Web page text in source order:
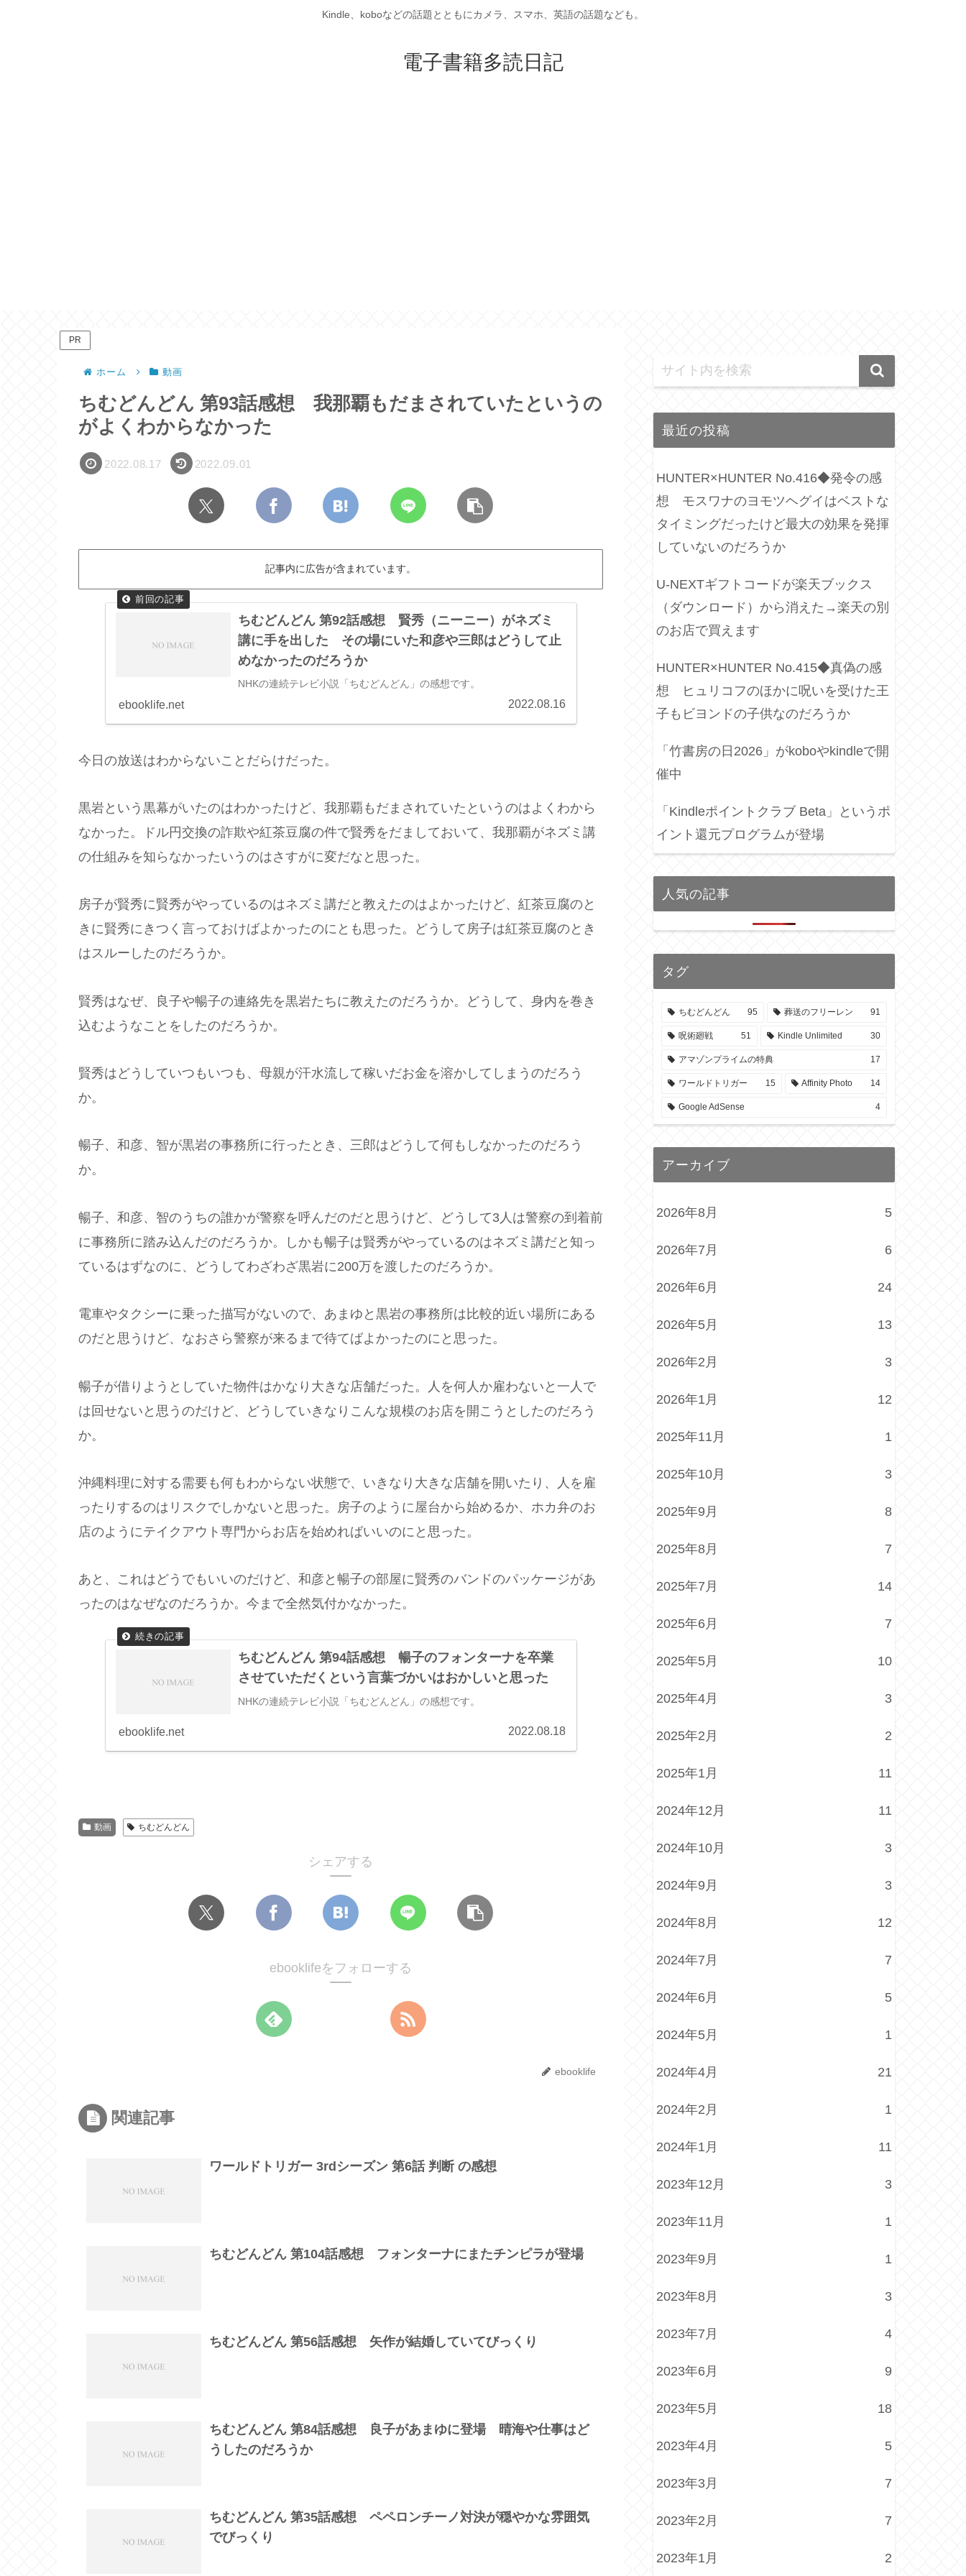
Kindle、koboなどの話題とともにカメラ、スマホ、英語の話題なども。
電子書籍多読日記
PR
ホーム 動画
ちむどんどん 第93話感想 我那覇もだまされていたというの
がよくわからなかった
2022.08.17 2022.09.01
記事内に広告が含まれています。
ちむどんどん 第92話感想 賢秀（ニーニー）がネズミ
講に手を出した その場にいた和彦や三郎はどうして止
めなかったのだろうか
NHKの連続テレビ小説「ちむどんどん」の感想です。
ebooklife.net 2022.08.16
今日の放送はわからないことだらけだった。
黒岩という黒幕がいたのはわかったけど、我那覇もだまされていたというのはよくわから
なかった。ドル円交換の詐欺や紅茶豆腐の件で賢秀をだましておいて、我那覇がネズミ講
の仕組みを知らなかったいうのはさすがに変だなと思った。
房子が賢秀に賢秀がやっているのはネズミ講だと教えたのはよかったけど、紅茶豆腐のと
きに賢秀にきつく言っておけばよかったのにとも思った。どうして房子は紅茶豆腐のとき
はスルーしたのだろうか。
賢秀はなぜ、良子や暢子の連絡先を黒岩たちに教えたのだろうか。どうして、身内を巻き
込むようなことをしたのだろうか。
賢秀はどうしていつもいつも、母親が汗水流して稼いだお金を溶かしてしまうのだろう
か。
暢子、和彦、智が黒岩の事務所に行ったとき、三郎はどうして何もしなかったのだろう
か。
暢子、和彦、智のうちの誰かが警察を呼んだのだと思うけど、どうして3人は警察の到着前
に事務所に踏み込んだのだろうか。しかも暢子は賢秀がやっているのはネズミ講だと知っ
ているはずなのに、どうしてわざわざ黒岩に200万を渡したのだろうか。
電車やタクシーに乗った描写がないので、あまゆと黒岩の事務所は比較的近い場所にある
のだと思うけど、なおさら警察が来るまで待てばよかったのにと思った。
暢子が借りようとしていた物件はかなり大きな店舗だった。人を何人か雇わないと一人で
は回せないと思うのだけど、どうしていきなりこんな規模のお店を開こうとしたのだろう
か。
沖縄料理に対する需要も何もわからない状態で、いきなり大きな店舗を開いたり、人を雇
ったりするのはリスクでしかないと思った。房子のように屋台から始めるか、ホカ弁のお
店のようにテイクアウト専門からお店を始めればいいのにと思った。
あと、これはどうでもいいのだけど、和彦と暢子の部屋に賢秀のバンドのパッケージがあ
ったのはなぜなのだろうか。今まで全然気付かなかった。
ちむどんどん 第94話感想 暢子のフォンターナを卒業
させていただくという言葉づかいはおかしいと思った
NHKの連続テレビ小説「ちむどんどん」の感想です。
ebooklife.net 2022.08.18
動画 ちむどんどん
シェアする
ebooklifeをフォローする
ebooklife
関連記事
ワールドトリガー 3rdシーズン 第6話 判断 の感想
ちむどんどん 第104話感想 フォンターナにまたチンピラが登場
ちむどんどん 第56話感想 矢作が結婚していてびっくり
ちむどんどん 第84話感想 良子があまゆに登場 晴海や仕事はど
うしたのだろうか
ちむどんどん 第35話感想 ペペロンチーノ対決が穏やかな雰囲気
でびっくり
最近の投稿
HUNTER×HUNTER No.416◆発令の感
想 モスワナのヨモツヘグイはベストな
タイミングだったけど最大の効果を発揮
していないのだろうか
U-NEXTギフトコードが楽天ブックス
（ダウンロード）から消えた→楽天の別
のお店で買えます
HUNTER×HUNTER No.415◆真偽の感
想 ヒュリコフのほかに呪いを受けた王
子もビヨンドの子供なのだろうか
「竹書房の日2026」がkoboやkindleで開
催中
「Kindleポイントクラブ Beta」というポ
イント還元プログラムが登場
人気の記事
タグ
ちむどんどん 95 葬送のフリーレン 91
呪術廻戦 51 Kindle Unlimited 30
アマゾンプライムの特典 17
ワールドトリガー 15 Affinity Photo 14
Google AdSense 4
アーカイブ
2026年8月 5
2026年7月 6
2026年6月 24
2026年5月 13
2026年2月 3
2026年1月 12
2025年11月 1
2025年10月 3
2025年9月 8
2025年8月 7
2025年7月 14
2025年6月 7
2025年5月 10
2025年4月 3
2025年2月 2
2025年1月 11
2024年12月 11
2024年10月 3
2024年9月 3
2024年8月 12
2024年7月 7
2024年6月 5
2024年5月 1
2024年4月 21
2024年2月 1
2024年1月 11
2023年12月 3
2023年11月 1
2023年9月 1
2023年8月 3
2023年7月 4
2023年6月 9
2023年5月 18
2023年4月 5
2023年3月 7
2023年2月 7
2023年1月 2